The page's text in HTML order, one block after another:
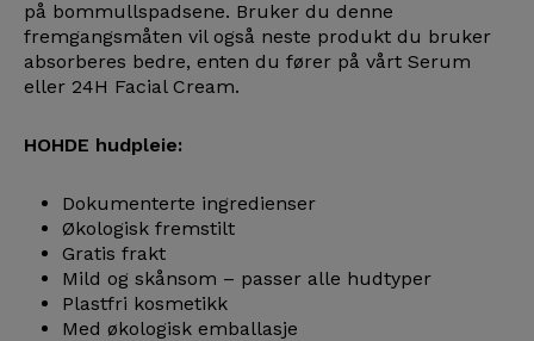
på bommullspadsene. Bruker du denne
fremgangsmåten vil også neste produkt du bruker
absorberes bedre, enten du fører på vårt Serum
eller 24H Facial Cream.
HOHDE hudpleie:
Dokumenterte ingredienser
Økologisk fremstilt
Gratis frakt
Mild og skånsom – passer alle hudtyper
Plastfri kosmetikk
Med økologisk emballasje